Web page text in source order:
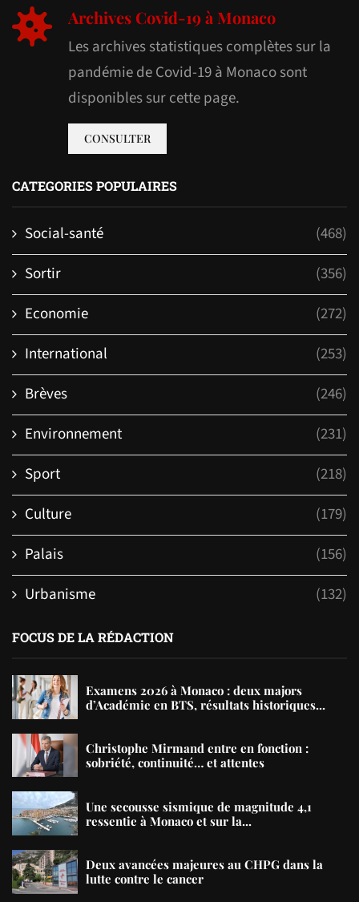
Archives Covid-19 à Monaco
Les archives statistiques complètes sur la
pandémie de Covid-19 à Monaco sont
disponibles sur cette page.
CONSULTER
CATEGORIES POPULAIRES
Social-santé
(468)
Sortir
(356)
Economie
(272)
International
(253)
Brèves
(246)
Environnement
(231)
Sport
(218)
Culture
(179)
Palais
(156)
Urbanisme
(132)
FOCUS DE LA RÉDACTION
Examens 2026 à Monaco : deux majors
d’Académie en BTS, résultats historiques...
Christophe Mirmand entre en fonction :
sobriété, continuité… et attentes
Une secousse sismique de magnitude 4,1
ressentie à Monaco et sur la...
Deux avancées majeures au CHPG dans la
lutte contre le cancer